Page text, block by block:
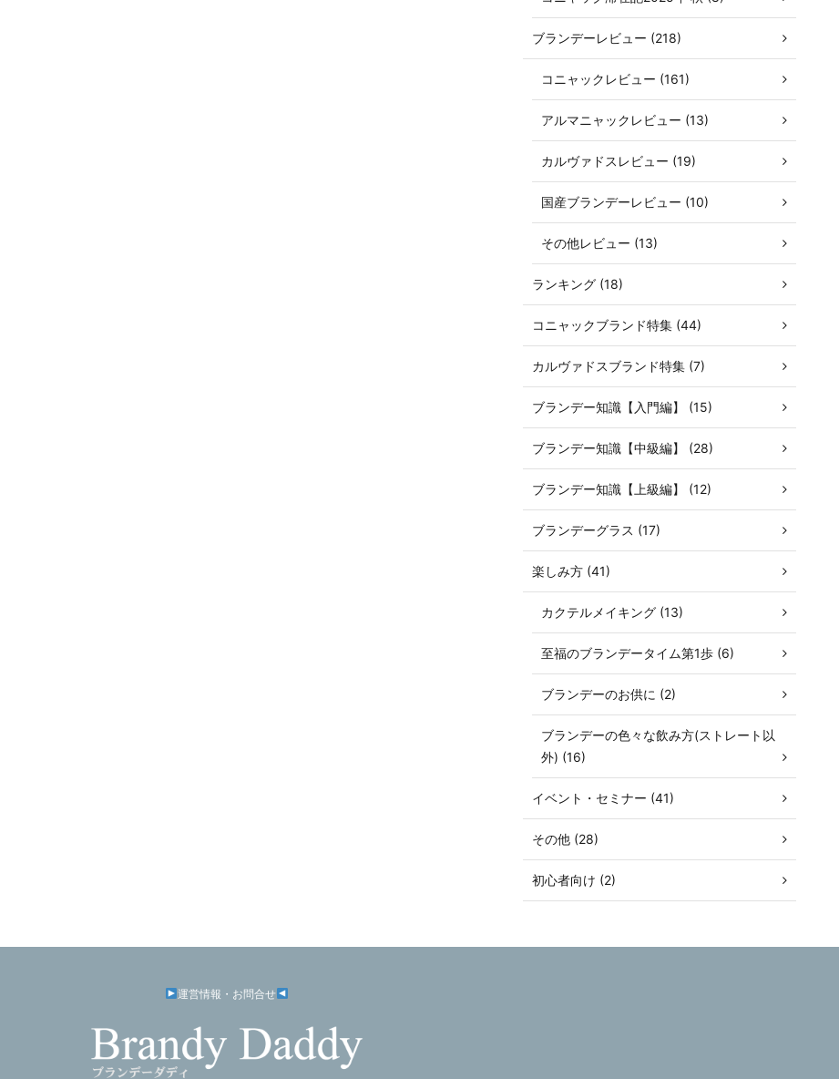
ブランデーレビュー (218)
コニャックレビュー (161)
アルマニャックレビュー (13)
カルヴァドスレビュー (19)
国産ブランデーレビュー (10)
その他レビュー (13)
ランキング (18)
コニャックブランド特集 (44)
カルヴァドスブランド特集 (7)
ブランデー知識【入門編】 (15)
ブランデー知識【中級編】 (28)
ブランデー知識【上級編】 (12)
ブランデーグラス (17)
楽しみ方 (41)
カクテルメイキング (13)
至福のブランデータイム第1歩 (6)
ブランデーのお供に (2)
ブランデーの色々な飲み方(ストレート以
外) (16)
イベント・セミナー (41)
その他 (28)
初心者向け (2)
運営情報・お問合せ